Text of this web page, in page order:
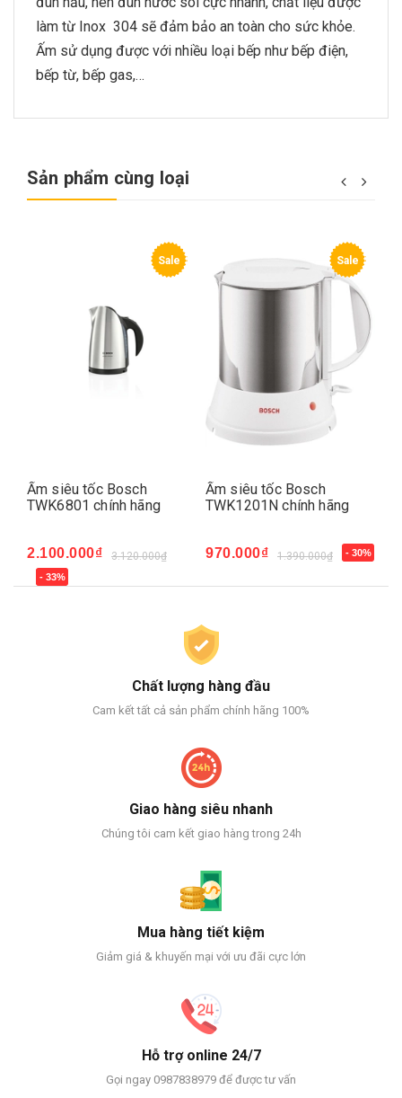
làm từ Inox 304 sẽ đảm bảo an toàn cho sức khỏe.
Ấm sử dụng được với nhiều loại bếp như bếp điện,
bếp từ, bếp gas,…
Sản phẩm cùng loại
Sale
Ấm siêu tốc Bosch
TWK6801 chính hãng
2.100.000₫ 3.120.000₫
- 33%
Sale
Ấm siêu tốc Bosch
TWK1201N chính hãng
970.000₫ 1.390.000₫ - 30%
Chất lượng hàng đầu
Cam kết tất cả sản phẩm chính hãng 100%
Giao hàng siêu nhanh
Chúng tôi cam kết giao hàng trong 24h
Mua hàng tiết kiệm
Giảm giá & khuyến mại với ưu đãi cực lớn
Hỗ trợ online 24/7
Gọi ngay 0987838979 để được tư vấn